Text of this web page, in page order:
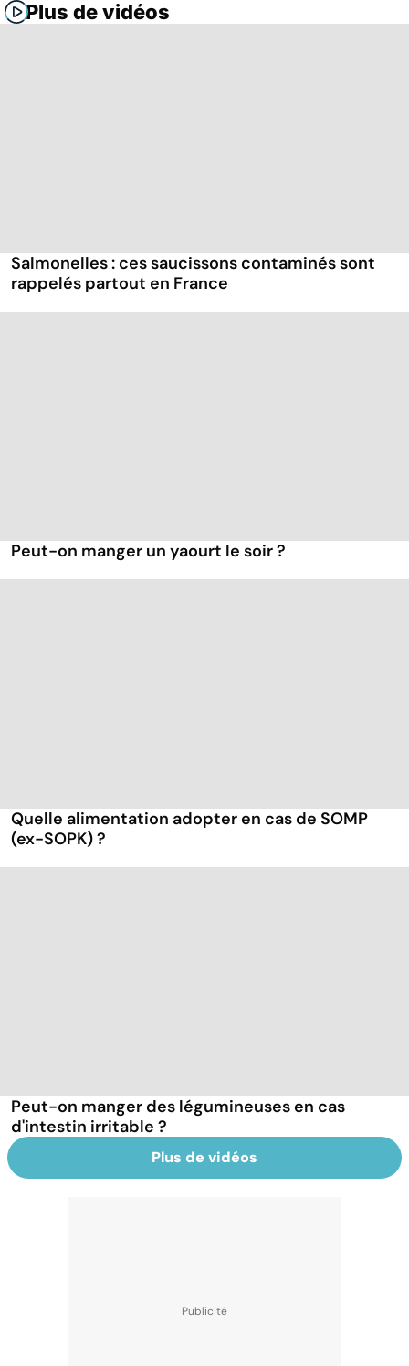
Plus de vidéos
Salmonelles : ces saucissons contaminés sont
rappelés partout en France
Peut-on manger un yaourt le soir ?
Quelle alimentation adopter en cas de SOMP
(ex-SOPK) ?
Peut-on manger des légumineuses en cas
d'intestin irritable ?
Plus de vidéos